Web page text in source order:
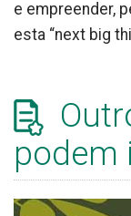
e empreender,
esta “next big
podem